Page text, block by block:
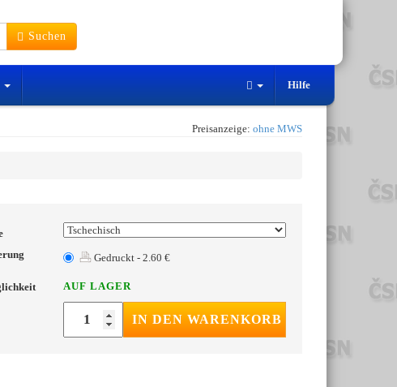
Suchen
Hilfe
Preisanzeige: ohne MWS
Gedruckt - 2.60 €
AUF LAGER
IN DEN WARENKORB